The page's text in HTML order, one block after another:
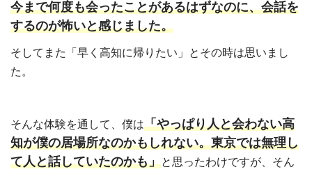
今まで何度も会ったことがあるはずなのに、会話を
するのが怖いと感じました。
そしてまた「早く高知に帰りたい」とその時は思いまし
た。
そんな体験を通して、僕は「やっぱり人と会わない高
知が僕の居場所なのかもしれない。東京では無理し
て人と話していたのかも」と思ったわけですが、そん